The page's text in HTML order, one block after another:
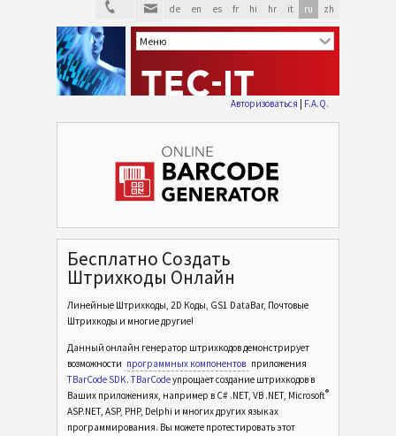
de en es fr hi hr it ru zh
Авторизоваться F.A.Q.
Бесплатно Создать
Штрихкоды Онлайн
Линейные Штрихкоды, 2D Коды, GS1 DataBar, Почтовые
Штрихкоды и многие другие!
Данный онлайн генератор штрихкодов демонстрирует
возможности программных компонентов приложения
TBarCode SDK.TBarCodeупрощает создание штрихкодов в
Ваших приложениях, например в C# .NET, VB .NET, Microsoft®
ASP.NET, ASP, PHP, Delphi и многих других языках
программирования. Вы можете протестировать этот